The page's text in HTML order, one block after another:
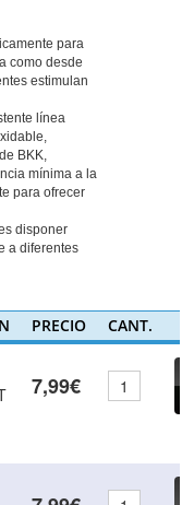
para
como desde
estimulan
línea
BKK,
mínima a la
para ofrecer
disponer
a diferentes
PRECIO CANT.
7,99€